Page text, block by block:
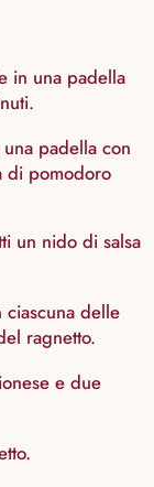
in una padella
padella con
di pomodoro
un nido di salsa
ciascuna delle
ragnetto.
e due